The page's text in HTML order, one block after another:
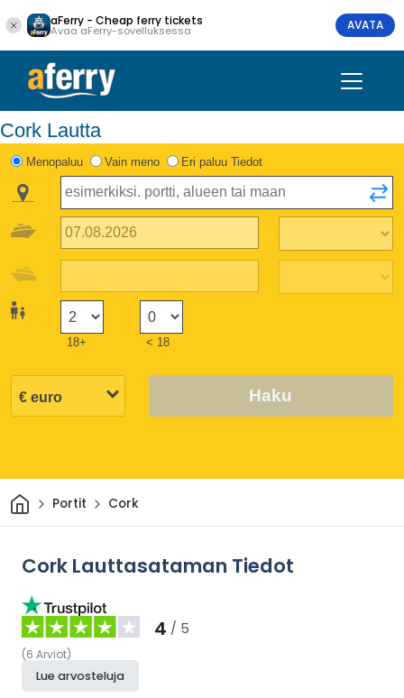
aFerry - Cheap ferry tickets
Avaa aFerry-sovelluksessa AVATA
Cork Lautta
Menopaluu Vain meno Eri paluu Tiedot
18+ < 18
Haku
KotiinPortit Cork
Cork Lauttasataman Tiedot
4 / 5
(6 Arviot)
Lue arvosteluja